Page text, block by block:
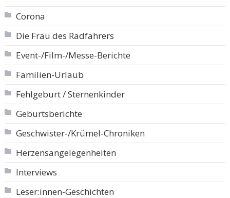
Corona
Die Frau des Radfahrers
Event-/Film-/Messe-Berichte
Familien-Urlaub
Fehlgeburt / Sternenkinder
Geburtsberichte
Geschwister-/Krümel-Chroniken
Herzensangelegenheiten
Interviews
Leser:innen-Geschichten